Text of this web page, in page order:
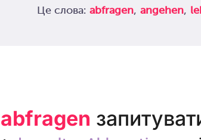
Це слова: abfragen, angehen,
abfragen